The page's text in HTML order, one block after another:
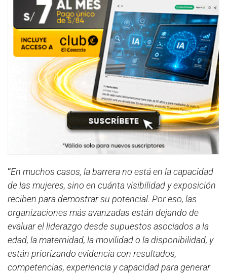
“En muchos casos, la barrera no está en la capacidad
de las mujeres, sino en cuánta visibilidad y exposición
reciben para demostrar su potencial. Por eso, las
organizaciones más avanzadas están dejando de
evaluar el liderazgo desde supuestos asociados a la
edad, la maternidad, la movilidad o la disponibilidad, y
están priorizando evidencia con resultados,
competencias, experiencia y capacidad para generar